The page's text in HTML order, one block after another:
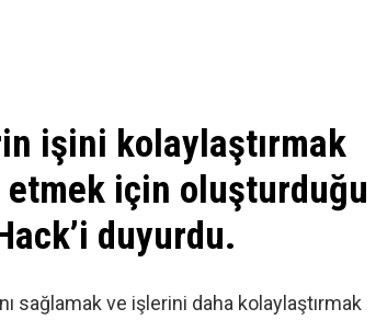
işini kolaylaştırmak
etmek için oluşturduğu
duyurdu.
sağlamak ve işlerini daha kolaylaştırmak